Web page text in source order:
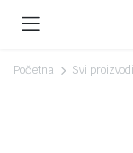
Početna Svi proizvodi